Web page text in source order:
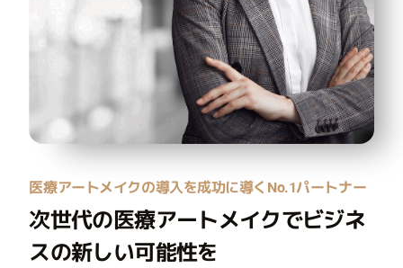
医療アートメイクの導入を成功に導くNo.1パートナー
次世代の医療アートメイクでビジネ
スの新しい可能性を